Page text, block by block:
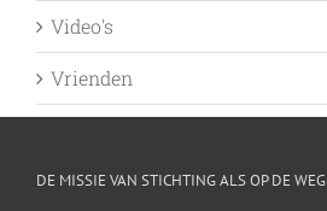
Video's
Vrienden
DE MISSIE VAN STICHTING ALS OP DE WEG